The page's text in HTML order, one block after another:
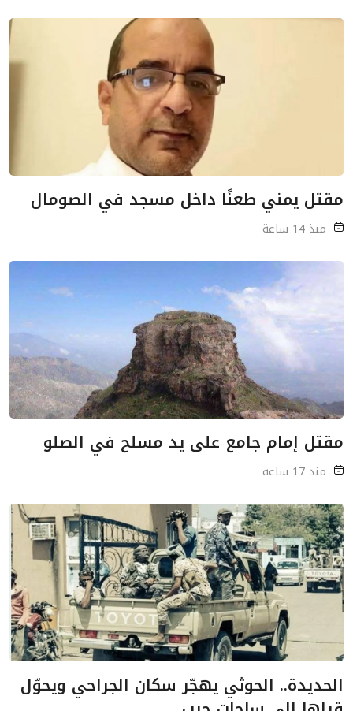
مقتل يمني طعنًا داخل مسجد في الصومال
منذ 14 ساعة
مقتل إمام جامع على يد مسلح في الصلو
منذ 17 ساعة
الحديدة.. الحوثي يهجّر سكان الجراحي ويحوّل